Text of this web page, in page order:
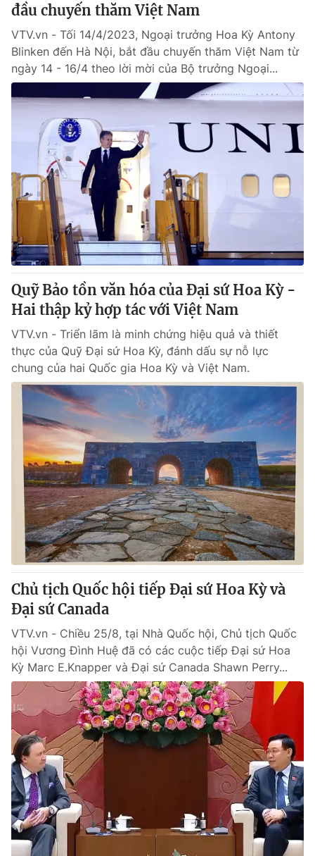
Tổng đài VTV:024.38 355 931 - 024.38 355 932
Ðiện thoại Thời báo VTV:
024.66 897 897
Email:toasoan@vtv.vn
Liên hệ quảng cáo:024-7300.7108
® Cấm sao chép dưới mọi hình thức nếu không có sự chấp
thuận bằng văn bản. Ghi rõ nguồn VTV.vn khi phát hành lại
thông tin từ website này.
đầu chuyến thăm Việt Nam
VTV.vn - Tối 14/4/2023, Ngoại trưởng Hoa Kỳ Antony
Blinken đến Hà Nội, bắt đầu chuyến thăm Việt Nam từ
ngày 14 - 16/4 theo lời mời của Bộ trưởng Ngoại...
Quỹ Bảo tồn văn hóa của Đại sứ Hoa Kỳ -
Hai thập kỷ hợp tác với Việt Nam
VTV.vn - Triển lãm là minh chứng hiệu quả và thiết
thực của Quỹ Đại sứ Hoa Kỳ, đánh dấu sự nỗ lực
chung của hai Quốc gia Hoa Kỳ và Việt Nam.
Chủ tịch Quốc hội tiếp Đại sứ Hoa Kỳ và
Đại sứ Canada
VTV.vn - Chiều 25/8, tại Nhà Quốc hội, Chủ tịch Quốc
hội Vương Đình Huệ đã có các cuộc tiếp Đại sứ Hoa
Kỳ Marc E.Knapper và Đại sứ Canada Shawn Perry...